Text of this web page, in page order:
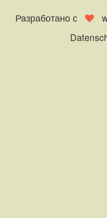
Разработано с